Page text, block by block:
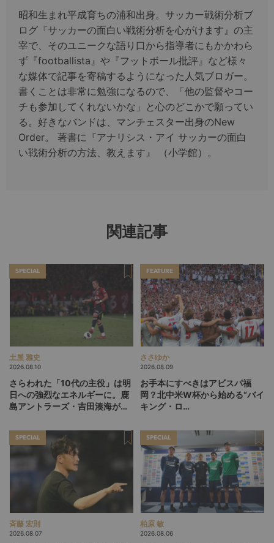
昭和生まれ平成育ちの浦和出身。サッカー戦術分析ブ
ログ『サッカーの面白い戦術分析を心がけます』の主
宰で、そのユニークな語り口から指導者にもかかわら
ず『footballista』や『フットボール批評』など様々
な媒体で記事を寄稿するようになった人気ブロガー。
書くことは非常に勉強になるので、「他の監督やコー
チも参加してくれないかな」と心のどこかで願ってい
る。好きなバンドは、マンチェスター出身のNew
Order。 著書に『アナリシス・アイ サッカーの面白
い戦術分析の方法、教えます』 （小学館）。
関連記事
SPECIAL
土屋 雅史
2026.08.10
さらわれた「10代の主役」は明
日への強烈なエネルギーに。鹿
島アントラーズ・吉田湊海が足
トステージ」
FEATURE
ささゆか
2026.08.09
お手本にすべきはアビスパ福
岡？北中米W杯から始める“バイ
キング・ロ
探す旅
SPECIAL
斉藤 宏則
2026.08.07
SPECIAL
柏原 敏
2026.08.06